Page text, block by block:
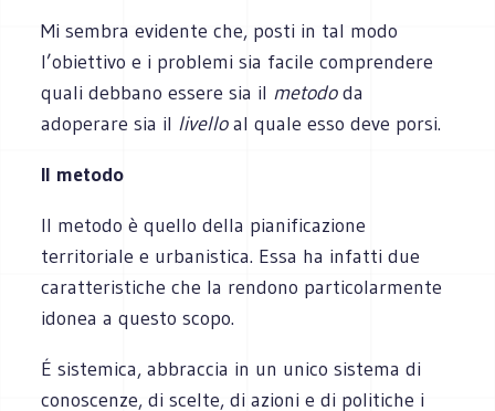
Mi sembra evidente che, posti in tal modo
l’obiettivo e i problemi sia facile comprendere
quali debbano essere sia il metododa
adoperare sia il livelloal quale esso deve porsi.
Il metodo
Il metodo è quello della pianificazione
territoriale e urbanistica. Essa ha infatti due
caratteristiche che la rendono particolarmente
idonea a questo scopo.
É sistemica, abbraccia in un unico sistema di
conoscenze, di scelte, di azioni e di politiche i